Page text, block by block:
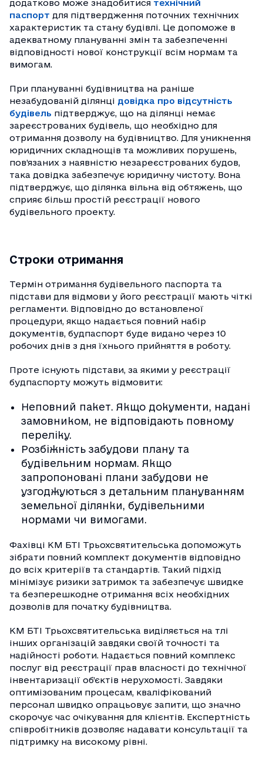
додатково може знадобитися технічний
паспорт для підтвердження поточних технічних
характеристик та стану будівлі. Це допоможе в
адекватному плануванні змін та забезпеченні
відповідності нової конструкції всім нормам та
вимогам.
При плануванні будівництва на раніше
незабудованій ділянці довідка про відсутність
будівель підтверджує, що на ділянці немає
зареєстрованих будівель, що необхідно для
отримання дозволу на будівництво. Для уникнення
юридичних складнощів та можливих порушень,
пов’язаних з наявністю незареєстрованих будов,
така довідка забезпечує юридичну чистоту. Вона
підтверджує, що ділянка вільна від обтяжень, що
сприяє більш простій реєстрації нового
будівельного проекту.
Строки отримання
Термін отримання будівельного паспорта та
підстави для відмови у його реєстрації мають чіткі
регламенти. Відповідно до встановленої
процедури, якщо надається повний набір
документів, будпаспорт буде видано через 10
робочих днів з дня їхнього прийняття в роботу.
Проте існують підстави, за якими у реєстрації
будпаспорту можуть відмовити:
Неповний пакет. Якщо документи, надані
замовником, не відповідають повному
переліку.
Розбіжність забудови плану та
будівельним нормам. Якщо
запропоновані плани забудови не
узгоджуються з детальним плануванням
земельної ділянки, будівельними
нормами чи вимогами.
Фахівці КМ БТІ Трьохсвятительська допоможуть
зібрати повний комплект документів відповідно
до всіх критеріїв та стандартів. Такий підхід
мінімізує ризики затримок та забезпечує швидке
та безперешкодне отримання всіх необхідних
дозволів для початку будівництва.
КМ БТІ Трьохсвятительська виділяється на тлі
інших організацій завдяки своїй точності та
надійності роботи. Надається повний комплекс
послуг від реєстрації прав власності до технічної
інвентаризації об’єктів нерухомості. Завдяки
оптимізованим процесам, кваліфікований
персонал швидко опрацьовує запити, що значно
скорочує час очікування для клієнтів. Експертність
співробітників дозволяє надавати консультації та
підтримку на високому рівні.